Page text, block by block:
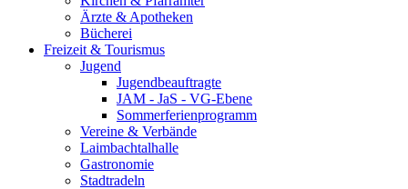
Ärzte & Apotheken
Bücherei
Freizeit & Tourismus
Jugend
Jugendbeauftragte
JAM - JaS - VG-Ebene
Sommerferienprogramm
Vereine & Verbände
Laimbachtalhalle
Gastronomie
Stadtradeln